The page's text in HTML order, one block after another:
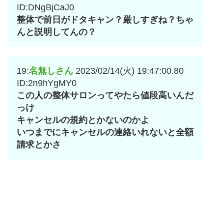
ID:DNgBjCaJ0
整体で前日がドタキャン？厳しすぎね？ちゃ
んと説明してんの？
19:名無しさん 2023/02/14(火) 19:47:00.80
ID:2n9hYgMY0
この人の整体サロンってやたら値段高いんだ
っけ
キャンセルの規約とかないのかよ
いつまでにキャンセルの連絡いれないと全額
請求とかさ